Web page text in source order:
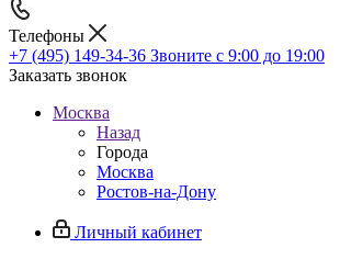
Телефоны
+7 (495) 149-34-36 Звоните с 9:00 до 19:00
Заказать звонок
Москва
Назад
Города
Москва
Ростов-на-Дону
Личный кабинет